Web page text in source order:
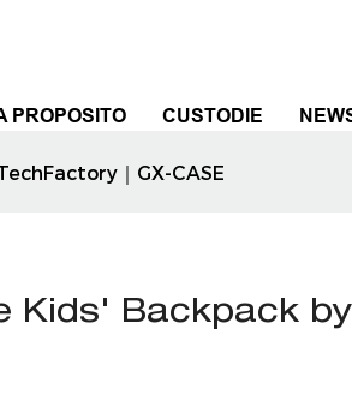
PROPOSITO CUSTODIE
｜GX-CASE
Kids' Backpack by